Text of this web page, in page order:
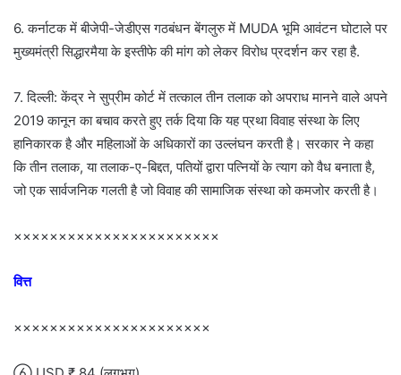
6. कर्नाटक में बीजेपी-जेडीएस गठबंधन बेंगलुरु में MUDA भूमि आवंटन घोटाले पर
मुख्यमंत्री सिद्धारमैया के इस्तीफे की मांग को लेकर विरोध प्रदर्शन कर रहा है.
7. दिल्ली: केंद्र ने सुप्रीम कोर्ट में तत्काल तीन तलाक को अपराध मानने वाले अपने
2019 कानून का बचाव करते हुए तर्क दिया कि यह प्रथा विवाह संस्था के लिए
हानिकारक है और महिलाओं के अधिकारों का उल्लंघन करती है। सरकार ने कहा
कि तीन तलाक, या तलाक-ए-बिद्दत, पतियों द्वारा पत्नियों के त्याग को वैध बनाता है,
जो एक सार्वजनिक गलती है जो विवाह की सामाजिक संस्था को कमजोर करती है।
×××××××××××××××××××××××
वित्त
××××××××××××××××××××××